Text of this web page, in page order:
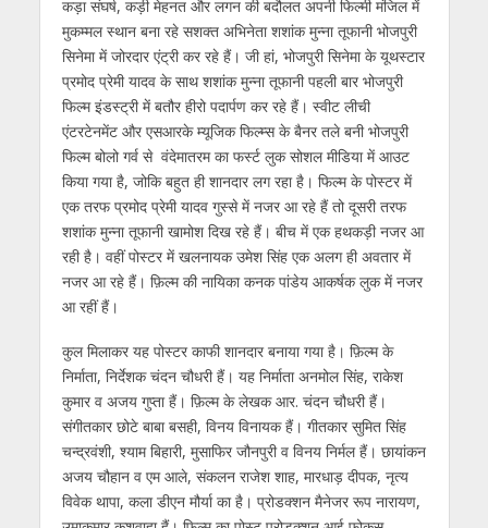
A
p
p
o
o
k
a
m
n
g
er
dI
n
कड़ा संघर्ष, कड़ी मेहनत और लगन की बदौलत अपनी फिल्मी मंजिल में
मुकम्मल स्थान बना रहे सशक्त अभिनेता शशांक मुन्ना तूफानी भोजपुरी
सिनेमा में जोरदार एंट्री कर रहे हैं। जी हां, भोजपुरी सिनेमा के यूथस्टार
प्रमोद प्रेमी यादव के साथ शशांक मुन्ना तूफानी पहली बार भोजपुरी
फिल्म इंडस्ट्री में बतौर हीरो पदार्पण कर रहे हैं। स्वीट लीची
एंटरटेनमेंट और एसआरके म्यूजिक फिल्म्स के बैनर तले बनी भोजपुरी
फिल्म बोलो गर्व से वंदेमातरम का फर्स्ट लुक सोशल मीडिया में आउट
किया गया है, जोकि बहुत ही शानदार लग रहा है। फिल्म के पोस्टर में
एक तरफ प्रमोद प्रेमी यादव गुस्से में नजर आ रहे हैं तो दूसरी तरफ
शशांक मुन्ना तूफानी खामोश दिख रहे हैं। बीच में एक हथकड़ी नजर आ
रही है। वहीं पोस्टर में खलनायक उमेश सिंह एक अलग ही अवतार में
नजर आ रहे हैं। फ़िल्म की नायिका कनक पांडेय आकर्षक लुक में नजर
आ रहीं हैं।
कुल मिलाकर यह पोस्टर काफी शानदार बनाया गया है। फ़िल्म के
निर्माता, निर्देशक चंदन चौधरी हैं। यह निर्माता अनमोल सिंह, राकेश
कुमार व अजय गुप्ता हैं। फ़िल्म के लेखक आर. चंदन चौधरी हैं।
संगीतकार छोटे बाबा बसही, विनय विनायक हैं। गीतकार सुमित सिंह
चन्द्रवंशी, श्याम बिहारी, मुसाफिर जौनपुरी व विनय निर्मल हैं। छायांकन
अजय चौहान व एम आले, संकलन राजेश शाह, मारधाड़ दीपक, नृत्य
विवेक थापा, कला डीएन मौर्या का है। प्रोडक्शन मैनेजर रूप नारायण,